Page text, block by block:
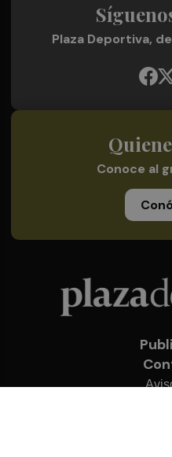
Plaza Deportiva,
Conoce al